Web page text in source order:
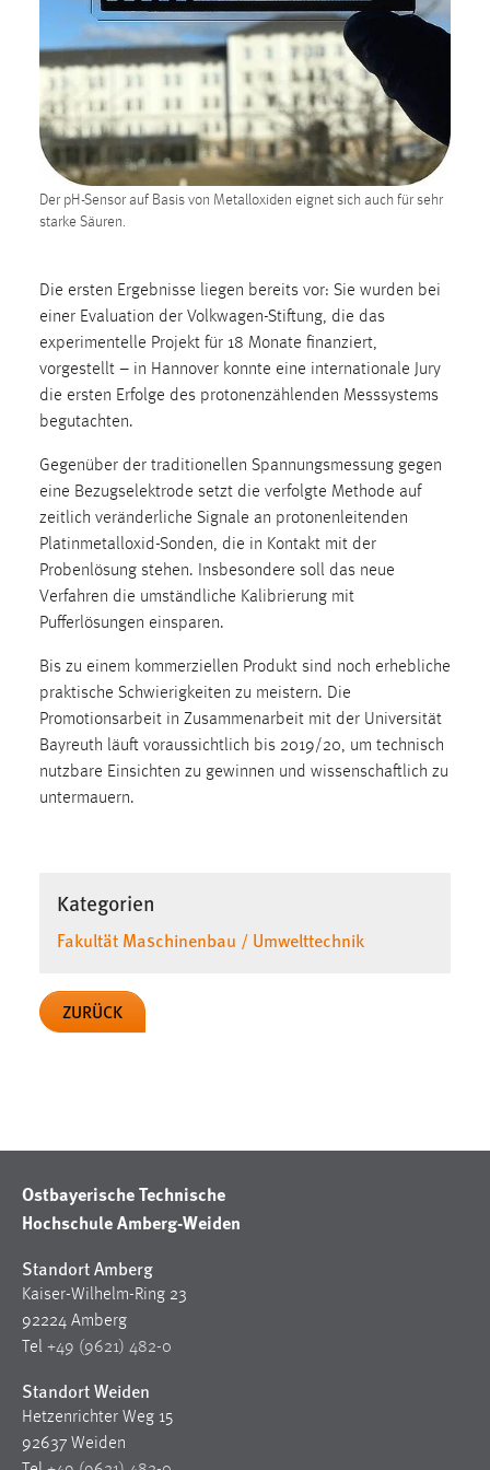
Der pH-Sensor auf Basis von Metalloxiden eignet sich auch für sehr
starke Säuren.
Die ersten Ergebnisse liegen bereits vor: Sie wurden bei
einer Evaluation der Volkwagen-Stiftung, die das
experimentelle Projekt für 18 Monate finanziert,
vorgestellt – in Hannover konnte eine internationale Jury
die ersten Erfolge des protonenzählenden Messsystems
begutachten.
Gegenüber der traditionellen Spannungsmessung gegen
eine Bezugselektrode setzt die verfolgte Methode auf
zeitlich veränderliche Signale an protonenleitenden
Platinmetalloxid-Sonden, die in Kontakt mit der
Probenlösung stehen. Insbesondere soll das neue
Verfahren die umständliche Kalibrierung mit
Pufferlösungen einsparen.
Bis zu einem kommerziellen Produkt sind noch erhebliche
praktische Schwierigkeiten zu meistern. Die
Promotionsarbeit in Zusammenarbeit mit der Universität
Bayreuth läuft voraussichtlich bis 2019/20, um technisch
nutzbare Einsichten zu gewinnen und wissenschaftlich zu
untermauern.
Kategorien
Fakultät Maschinenbau / Umwelttechnik
ZURÜCK
Ostbayerische Technische
Hochschule Amberg-Weiden
Standort Amberg
Kaiser-Wilhelm-Ring 23
92224 Amberg
Tel +49 (9621) 482-0
Standort Weiden
Hetzenrichter Weg 15
92637 Weiden
1 Jahr
Performance
Name:
staticfilecache
Zweck:
Für performante Seitenauslieferung wird in diesem Cookie
Sprachpräferenz
Name:
site-language-preference
Zweck:
Cookie Laufzeit:
30 Tage
Chat
Name:
MibewSessionID, MIBEW_UserID, mibew_locale, mibew-
Zweck:
Wird benötigt um die Chatfunktion nutzen zu können.
Cookie Laufzeit:
MibewSessionID, mibew-chat-frame-style-
5e9dbeb1811c0446 = Sitzungslaufzeit, mibew_locale = 3
Login
Name:
Zweck:
Dieser Cookie ist notwendig um sich an der Website
STATISTIK
Statistik Cookies erfassen Informationen anonym.
unsere Besucher unsere Website nutzen.
Matomo
Name:
Zweck: